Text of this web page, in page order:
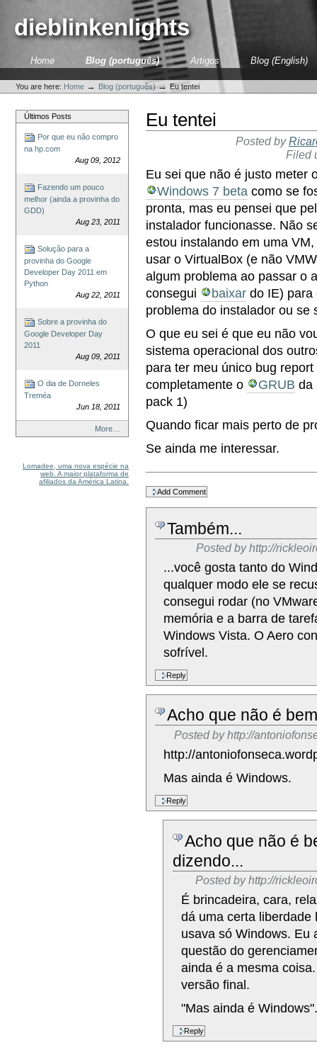
content.dieblinkenlights
SectionsHome Blog (português) Artigos Blog (English)
tools
You are here: Home → Blog (português) →Eu tentei
Últimos Posts
Por que eu não compro
na hp.com
Aug 09, 2012
Fazendo um pouco
melhor (ainda a provinha do
GDD)
Aug 23, 2011
Solução para a
provinha do Google
Developer Day 2011 em
Python
Aug 22, 2011
Sobre a provinha do
Google Developer Day
2011
Aug 09, 2011
O dia de Dorneles
Treméa
Jun 18, 2011
More…
Lomadee, uma nova espécie na
web. A maior plataforma de
afiliados da América Latina.
Eu tentei
Posted by
Filed
Eu sei que não é justo meter
Windows 7 beta como se
pronta, mas eu pensei que
instalador funcionasse. Não
estou instalando em uma
usar o VirtualBox (e não
algum problema ao passar o
consegui
baixar do IE) para
problema do instalador ou se
O que eu sei é que eu não
sistema operacional dos
para ter meu único bug
completamente o
GRUB da
pack 1)
Quando ficar mais perto de
Se ainda me interessar.
Actions
Também...
Posted by http://
...você gosta tanto do
qualquer modo ele se
consegui rodar (no
memória e a barra de
Windows Vista. O Aero
sofrível.
Acho que não é
Posted by http://
http://
Mas ainda é Windows.
Acho que não é
dizendo...
Posted by http://
É brincadeira, cara,
dá uma certa liberdade
usava só Windows. Eu
questão do
ainda é a mesma
versão final.
"Mas ainda é